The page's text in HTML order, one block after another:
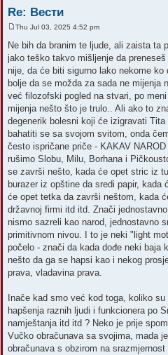
Re: Вести
s
t
Thu Jul 03, 2025 4:52 pm
Ne bih da branim te ljude, ali zaista ta
jako teško takvo mišljenje da
nije, da će biti sigurno lako nekome
bolje da se možda za sada ne mijenja
već filozofski pogled na stvari, po
mijenja nešto što je trulo.. Ali ako to
degenerik bolesni koji će izigravati
bahatiti se sa svojom svitom, onda
često ispričane priče - KAKAV
rušimo Slobu, Milu, Borhana i
se završi nešto, kada će opet stric iz
burazer iz opštine da sredi papir, kada
će opet tetka da završi neštom, kada
državnoj firmi itd itd. Znači
nismo sazreli kao narod, jednostavno
primitivnom nivou. I to je neki "light
počelo - znači da kada dođe neki baja
nešto da ga se hapsi kao i nekog
prava, vladavina prava.
Inače kad smo već kod toga, koliko
hapšenja raznih ljudi i funkcionera po
namještanja itd itd ? Neko je prije
Vučko obračunava sa svojima, mada
obračunava s obzirom na srazmjernost